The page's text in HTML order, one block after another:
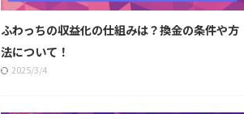
ふわっちの収益化の仕組みは？換金の条件や方
法について！
2025/3/4